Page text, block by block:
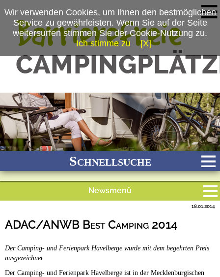
Schnellsuche
Stadtnah
Ganzjährig geöffnet
Newsmenü
Campingplätze
Camping & Caravan
Touristik
ADAC/ANWB Best Camping 2014
18.01.2014
Der Camping- und Ferienpark Havelberge wurde mit dem begehrten Preis
ausgezeichnet
Der Camping- und Ferienpark Havelberge ist in der Mecklenburgischen
Wir verwenden Cookies, um Ihnen den bestmöglichen
Service zu gewährleisten. Wenn Sie auf der Seite
weitersurfen stimmen Sie der Cookie-Nutzung zu.
Ich stimme zu
[X]